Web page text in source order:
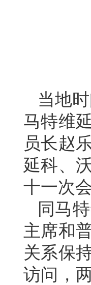
当地
马特维
员长赵
延科、
十一次会
同马
主席和
关系保
访问，